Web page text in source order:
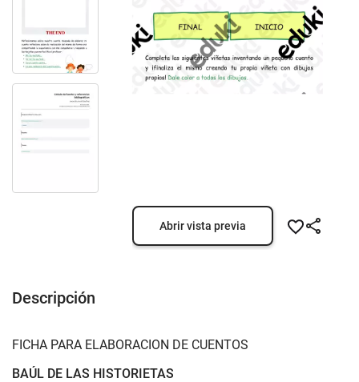
Abrir vista previa
Descripción
FICHA PARA ELABORACION DE CUENTOS
BAÚL DE LAS HISTORIETAS